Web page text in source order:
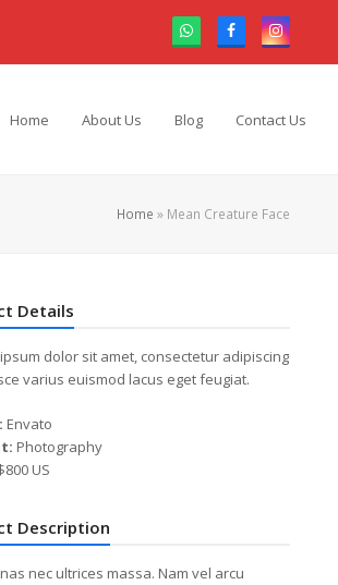
WhatsappFacebookInstagram
Home About Us Blog Contact Us
Home » Mean Creature Face
Details
dolor sit amet, consectetur adipiscing
varius euismod lacus eget feugiat.
Envato
Photography
US
Description
nec ultrices massa. Nam vel arcu